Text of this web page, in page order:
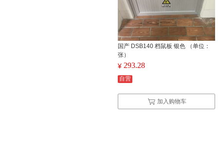
国产 DSB140 档鼠板 银色 （单位：
张）
¥ 293.28
自营
加入购物车